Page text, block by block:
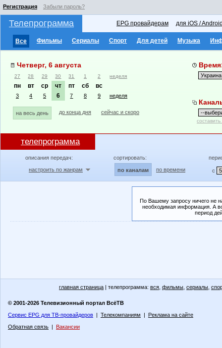
Регистрация Забыли пароль?
Телепрограмма EPG провайдерам для iOS /
Все Фильмы Сериалы Спорт Для детей Музыка
Четверг, 6 августа
27 28 29 30 31 1 2 неделя
пн вт ср чт пт сб вс
3 4 5 6 7 8 9 неделя
на весь день до конца дня сейчас и скоро
телепрограмма
описания передач:
настроить по жанрам
сортировать:
по каналам по времени с
По Вашему запросу ничего не
необходимая информация. А
период
главная страница | телепрограмма: вся фильмы сериалы
© 2001-2026 Телевизионный портал ВсёТВ
Сервис EPG для ТВ-провайдеров | Телекомпаниям | Реклама на сайте
Обратная связь | Вакансии